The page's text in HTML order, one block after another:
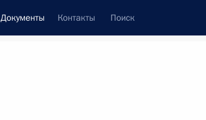
Документы Контакты Поиск